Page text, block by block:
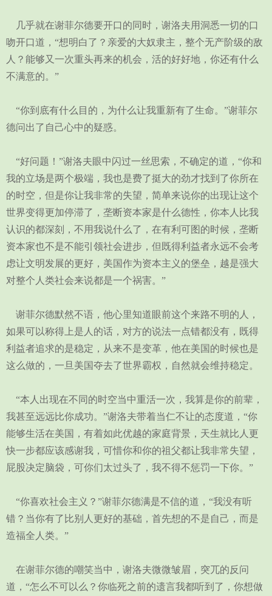
几乎就在谢菲尔德要开口的同时，谢洛夫用洞悉一切的口
吻开口道，“想明白了？亲爱的大奴隶主，整个无产阶级的敌
人？能够又一次重头再来的机会，活的好好地，你还有什么
不满意的。”
“你到底有什么目的，为什么让我重新有了生命。”谢菲尔
德问出了自己心中的疑惑。
“好问题！”谢洛夫眼中闪过一丝思索，不确定的道，“你和
我的立场是两个极端，我也是费了挺大的劲才找到了你所在
的时空，但是你让我非常的失望，简单来说你的出现让这个
世界变得更加停滞了，垄断资本家是什么德性，你本人比我
认识的都深刻，不用我说什么了，在有利可图的时候，垄断
资本家也不是不能引领社会进步，但既得利益者永远不会考
虑让文明发展的更好，美国作为资本主义的堡垒，越是强大
对整个人类社会来说都是一个祸害。”
谢菲尔德默然不语，他心里知道眼前这个来路不明的人，
如果可以称得上是人的话，对方的说法一点错都没有，既得
利益者追求的是稳定，从来不是变革，他在美国的时候也是
这么做的，一旦美国夺去了世界霸权，自然就会维持稳定。
“本人出现在不同的时空当中重活一次，我算是你的前辈，
我甚至远远比你成功。”谢洛夫带着当仁不让的态度道，“你
能够生活在美国，有着如此优越的家庭背景，天生就比人更
快一步都应该感谢我，可惜你和你的祖父都让我非常失望，
屁股决定脑袋，可你们太过头了，我不得不惩罚一下你。”
“你喜欢社会主义？”谢菲尔德满是不信的道，“我没有听
错？当你有了比别人更好的基础，首先想的不是自己，而是
造福全人类。”
在谢菲尔德的嘲笑当中，谢洛夫微微皱眉，突兀的反问
道，“怎么不可以么？你临死之前的遗言我都听到了，你想做